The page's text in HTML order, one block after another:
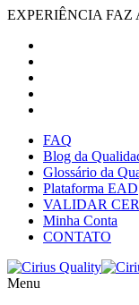
EXPERIÊNCIA FAZ
FAQ
Blog da
Glossário da
Plataforma EAD
VALIDAR
Minha Conta
CONTATO
Menu